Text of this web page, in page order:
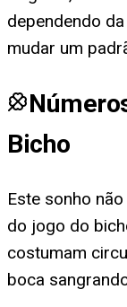
dependendo
mudar um
Bicho
Este sonho
do jogo do
costumam
boca